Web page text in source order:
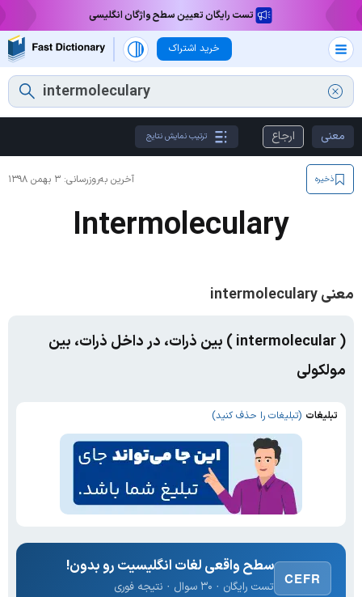
تست رایگان تعیین سطح واژگان انگلیسی
خرید اشتراک
معنی ارجاع ترتیب نمایش نتایج
آخرین به‌روزرسانی: ۳ بهمن ۱۳۹۸ ذخیره
Intermoleculary
معنی intermoleculary
( intermolecular ) بین ذرات، در داخل ذرات، بین
مولکولی
تبلیغات (تبلیغات را حذف کنید)
CEFR
سطح واقعی لغات انگلیسیت رو بدون!
تست رایگان · ۳۰ سوال · نتیجه فوری